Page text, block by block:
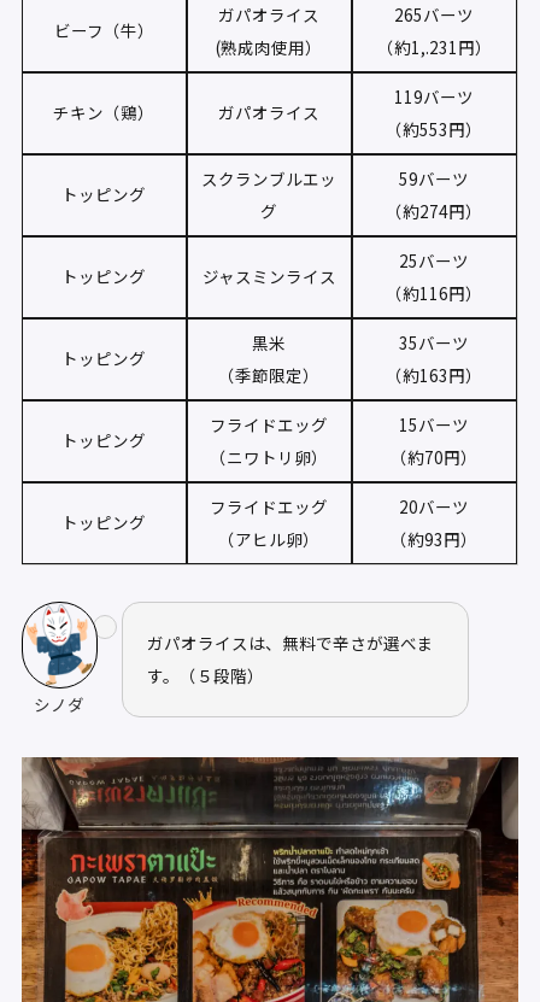
ビーフ（牛）
ガパオライス
(熟成肉使用）
265バーツ
（約1,.231円）
チキン（鶏） ガパオライス
119バーツ
（約553円）
トッピング
スクランブルエッ
グ
59バーツ
（約274円）
トッピング ジャスミンライス
25バーツ
（約116円）
トッピング
黒米
（季節限定）
35バーツ
（約163円）
トッピング
フライドエッグ
（ニワトリ卵）
15バーツ
（約70円）
トッピング
フライドエッグ
（アヒル卵）
20バーツ
（約93円）
シノダ
ガパオライスは、無料で辛さが選べま
す。（５段階）